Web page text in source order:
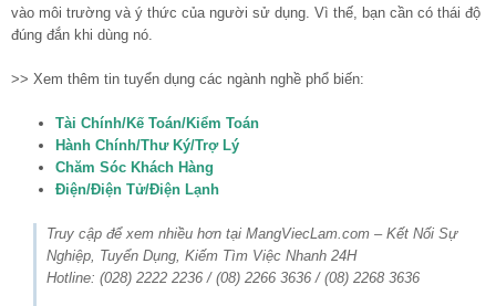
vào môi trường và ý thức của người sử dụng. Vì thế, bạn cần có thái độ
đúng đắn khi dùng nó.
>> Xem thêm tin tuyển dụng các ngành nghề phổ biến:
Tài Chính/Kế Toán/Kiểm Toán
Hành Chính/Thư Ký/Trợ Lý
Chăm Sóc Khách Hàng
Điện/Điện Tử/Điện Lạnh
Truy cập để xem nhiều hơn tại MangViecLam.com – Kết Nối Sự
Nghiệp, Tuyển Dụng, Kiếm Tìm Việc Nhanh 24H
Hotline: (028) 2222 2236 / (08) 2266 3636 / (08) 2268 3636